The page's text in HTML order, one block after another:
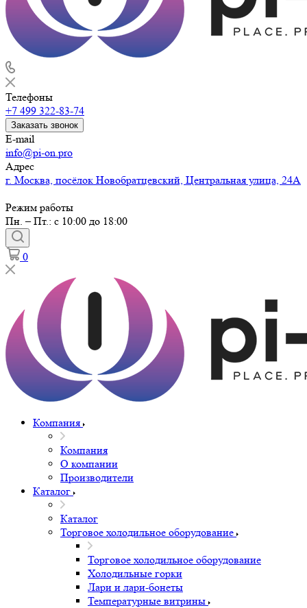
Телефоны
+7 499 322-83-74
Заказать звонок
E-mail
info@pi-on.pro
Адрес
г. Москва, посёлок Новобратцевский, Центральная улица, 24А
Режим работы
Пн. – Пт.: с 10:00 до 18:00
0
Компания
Компания
О компании
Производители
Каталог
Каталог
Торговое холодильное оборудование
Торговое холодильное оборудование
Холодильные горки
Лари и лари-бонеты
Температурные витрины